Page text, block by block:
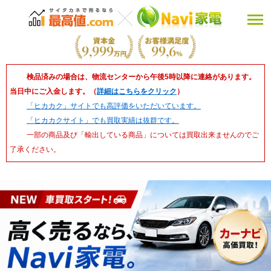
検品済みの場合は、物流センターから午後5時以降に連絡があります。
当日中にご入金します。（詳細はこちらをクリック ）
「ヒカカク」サイトでも高評価をいただいています。
「ヒカカクサイト」でも買取実績は抜群です。
一部の商品及び「輸出している商品」については買取出来ませんのでご
了承ください。